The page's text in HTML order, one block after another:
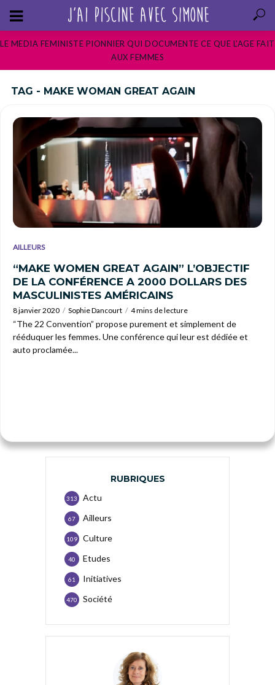
LE MEDIA FEMINISTE PIONNIER QUI DOCUMENTE CE QUE L’AGE FAIT
AUX FEMMES
TAG - MAKE WOMAN GREAT AGAIN
AILLEURS
“MAKE WOMEN GREAT AGAIN” L’OBJECTIF
DE LA CONFÉRENCE A 2000 DOLLARS DES
MASCULINISTES AMÉRICAINS
8 janvier 2020 Sophie Dancourt 4 mins de lecture
“The 22 Convention” propose purement et simplement de
rééduquer les femmes. Une conférence qui leur est dédiée et
auto proclamée...
RUBRIQUES
Actu
313
Ailleurs
67
Culture
109
Etudes
40
Initiatives
61
Société
470